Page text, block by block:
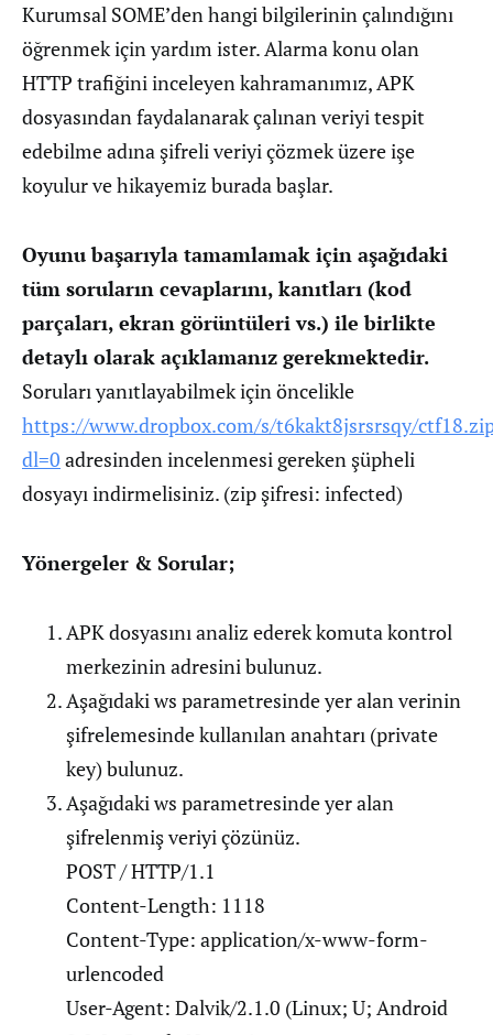
Kurumsal SOME’den hangi bilgilerinin çalındığını
öğrenmek için yardım ister. Alarma konu olan
HTTP trafiğini inceleyen kahramanımız, APK
dosyasından faydalanarak çalınan veriyi tespit
edebilme adına şifreli veriyi çözmek üzere işe
koyulur ve hikayemiz burada başlar.
Oyunu başarıyla tamamlamak için aşağıdaki
tüm soruların cevaplarını, kanıtları (kod
parçaları, ekran görüntüleri vs.) ile birlikte
detaylı olarak açıklamanız gerekmektedir.
Soruları yanıtlayabilmek için öncelikle
https://www.dropbox.com/s/t6kakt8jsrsrsqy/
dl=0 adresinden incelenmesi gereken şüpheli
dosyayı indirmelisiniz. (zip şifresi: infected)
Yönergeler & Sorular;
APK dosyasını analiz ederek komuta kontrol
merkezinin adresini bulunuz.
Aşağıdaki ws parametresinde yer alan verinin
şifrelemesinde kullanılan anahtarı (private
key) bulunuz.
Aşağıdaki ws parametresinde yer alan
şifrelenmiş veriyi çözünüz.
POST / HTTP/1.1
Content-Length: 1118
Content-Type: application/x-www-form-
urlencoded
User-Agent: Dalvik/2.1.0 (Linux; U; Android